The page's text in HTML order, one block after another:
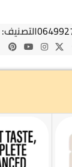
التصنيف: